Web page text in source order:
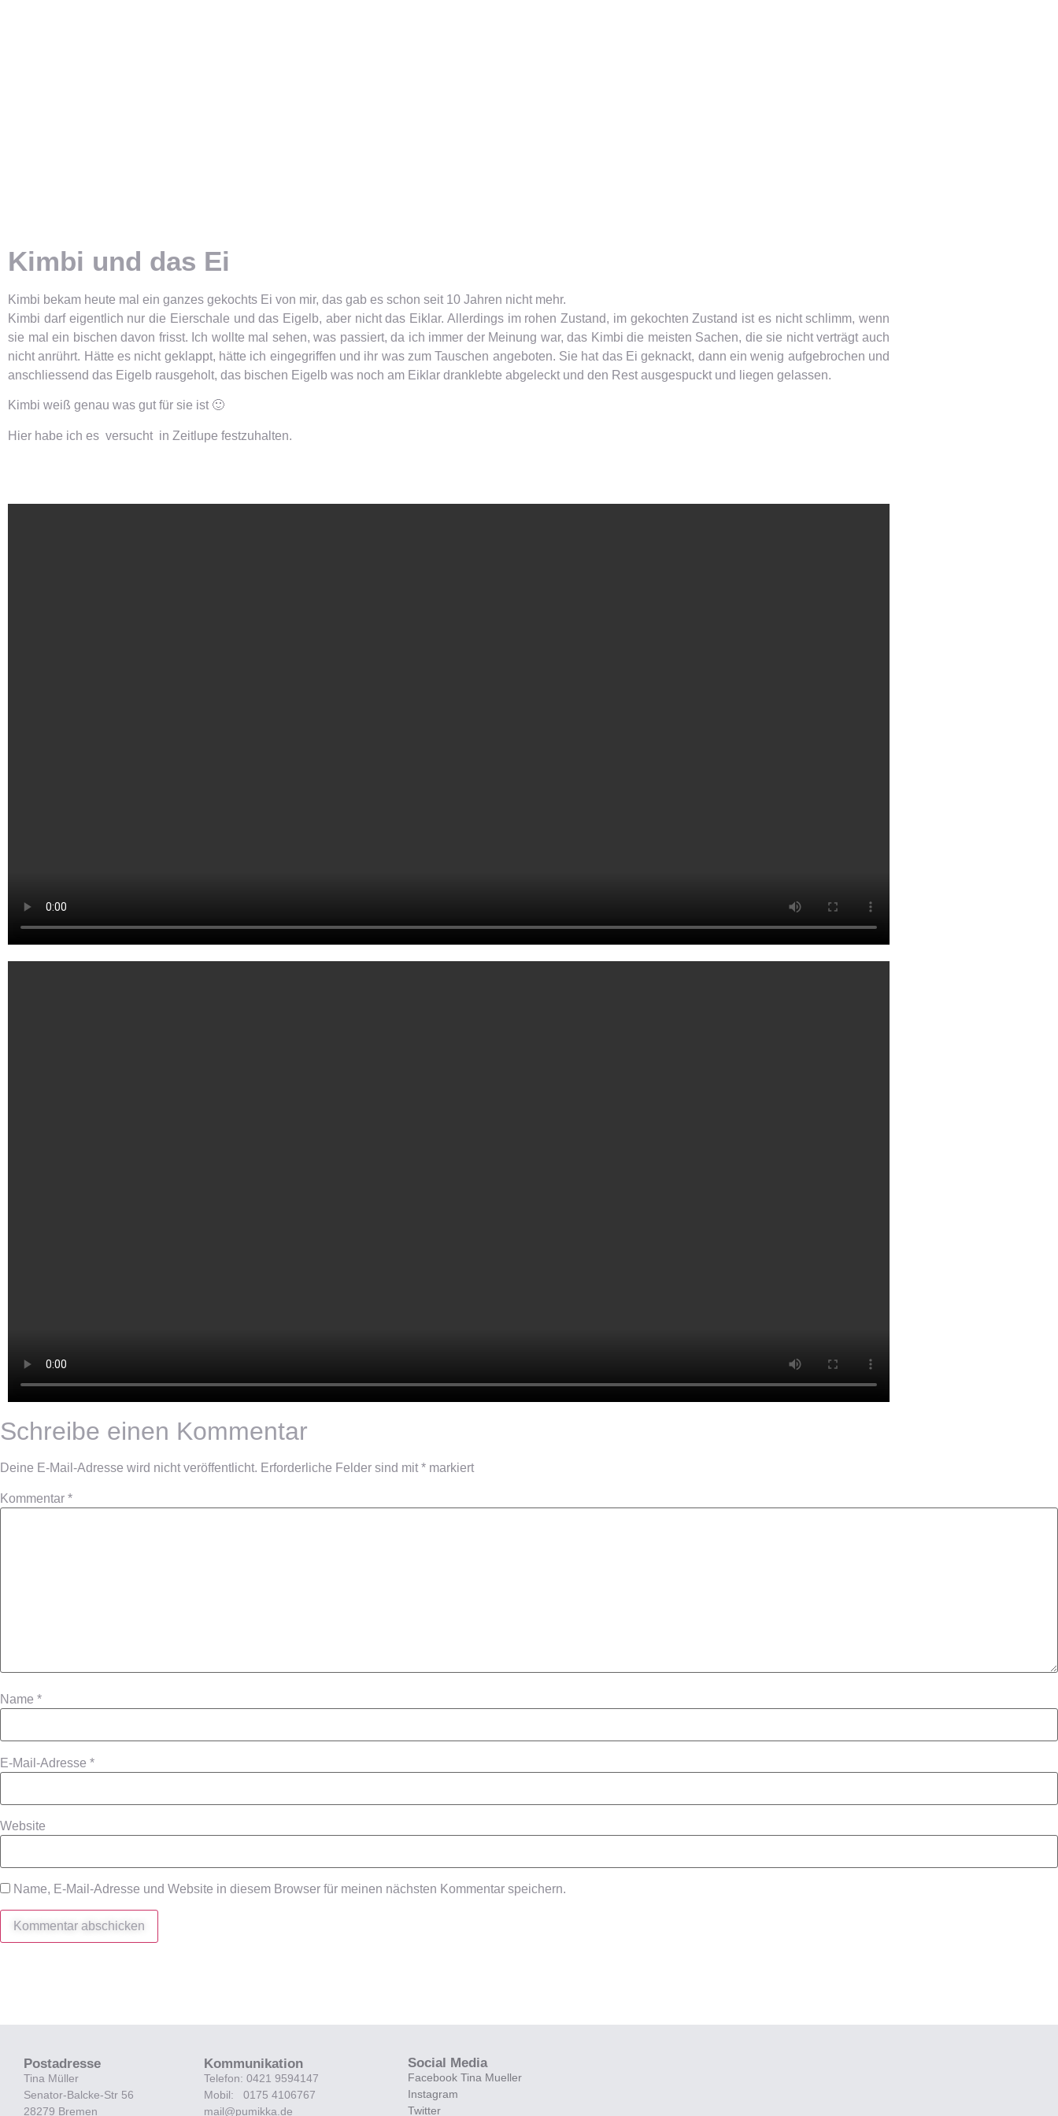
Kimbi und das Ei
Kimbi bekam heute mal ein ganzes gekochts Ei von mir, das gab es schon seit 10 Jahren nicht mehr.
Kimbi darf eigentlich nur die Eierschale und das Eigelb, aber nicht das Eiklar. Allerdings im rohen Zustand, im gekochten Zustand ist es nicht schlimm, wenn
sie mal ein bischen davon frisst. Ich wollte mal sehen, was passiert, da ich immer der Meinung war, das Kimbi die meisten Sachen, die sie nicht verträgt auch
nicht anrührt. Hätte es nicht geklappt, hätte ich eingegriffen und ihr was zum Tauschen angeboten. Sie hat das Ei geknackt, dann ein wenig aufgebrochen und
anschliessend das Eigelb rausgeholt, das bischen Eigelb was noch am Eiklar dranklebte abgeleckt und den Rest ausgespuckt und liegen gelassen.
Kimbi weiß genau was gut für sie ist 🙂
Hier habe ich es versucht in Zeitlupe festzuhalten.
Schreibe einen Kommentar
Deine E-Mail-Adresse wird nicht veröffentlicht. Erforderliche Felder sind mit * markiert
Kommentar *
Name *
E-Mail-Adresse *
Website
Name, E-Mail-Adresse und Website in diesem Browser für meinen nächsten Kommentar speichern.
Postadresse
Tina Müller
Senator-Balcke-Str 56
28279 Bremen
Kommunikation
Telefon: 0421 9594147
Mobil: 0175 4106767
mail@pumikka.de
Social Media
Facebook Tina Mueller
Instagram
Twitter